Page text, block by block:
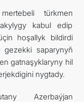
türkmen
kabul edip
hoşallyk bildirdi
gezekki saparynyň
gatnaşyklaryny hil
nygtady.
Azerbaýjan